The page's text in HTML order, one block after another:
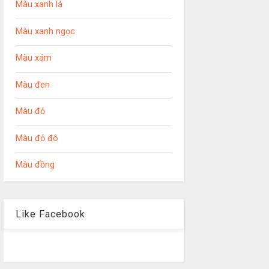
Màu xanh lá
Màu xanh ngọc
Màu xám
Màu đen
Màu đỏ
Màu đỏ đô
Màu đồng
Like Facebook